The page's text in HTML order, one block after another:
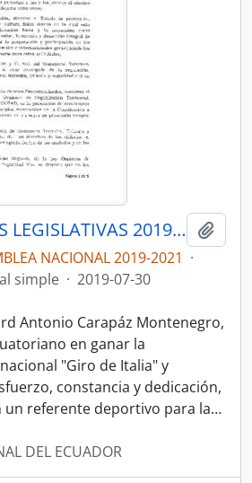
RESOLUCIONES LEGISLATIVAS 2019-2021
NACIONAL 2019-2021 ·
simple · 2019-07-30
Antonio Carapáz Montenegro,
en ganar la
"Giro de Italia" y
constancia y dedicación,
referente deportivo para la…
DEL ECUADOR